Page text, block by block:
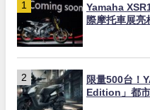
Yamaha
際摩托車展亮
限量500台！
Edition」都